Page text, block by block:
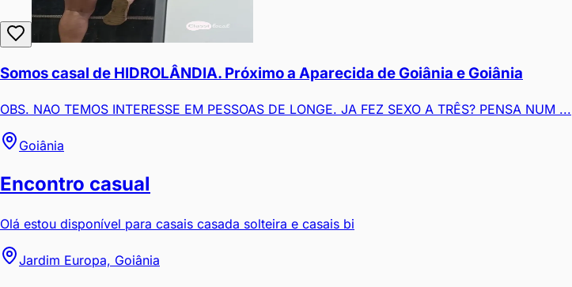
Somos casal de HIDROLÂNDIA. Próximo a Aparecida de Goiânia e Goiânia
OBS. NAO TEMOS INTERESSE EM PESSOAS DE LONGE. JA FEZ SEXO A TRÊS? PENSA NUM ...
Goiânia
Encontro casual
Olá estou disponível para casais casada solteira e casais bi
Jardim Europa, Goiânia